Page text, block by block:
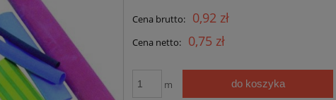
nie zawiera ewentualnych kosztów
Cena brutto: 0,92 zł
Cena netto: 0,75 zł
m do koszyka